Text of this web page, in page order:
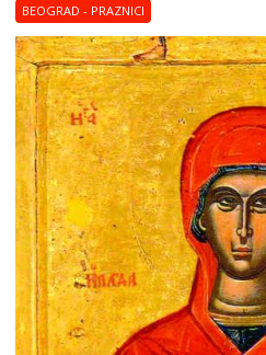
BEOGRAD - PRAZNICI